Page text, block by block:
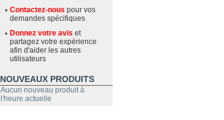
Contactez-nous pour vos
demandes spécifiques
Donnez votre avis et
partagez votre expérience
afin d'aider les autres
utilisateurs
NOUVEAUX PRODUITS
Aucun nouveau produit à
l'heure actuelle